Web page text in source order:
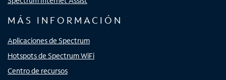
MÁS INFORMACIÓN
Aplicaciones de Spectrum
Hotspots de Spectrum WiFi
Centro de recursos